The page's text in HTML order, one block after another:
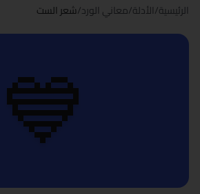
الرئيسية/ الأدلة/معاني الورد/شعر الست
💙